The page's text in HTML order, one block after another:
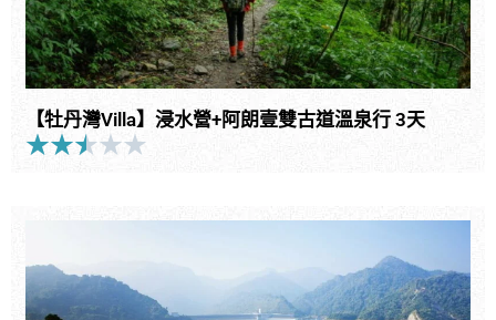
【牡丹灣Villa】浸水營+阿朗壹雙古道溫泉行 3天
★★★★★